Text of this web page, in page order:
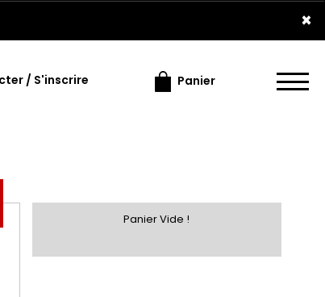
×
/ S'inscrire Panier
Panier Vide !